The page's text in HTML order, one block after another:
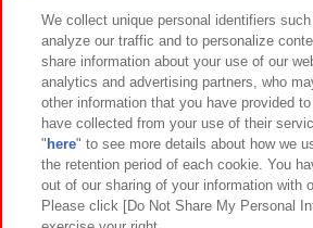
イベント・キャンペーン
関連会社 サステナビリティ
プライバシーポリシー ウェブアクセシビ
We collect unique personal identifiers
analyze our traffic and to personalize
share information about your use of our
analytics and advertising partners, who
other information that you have provided
have collected from your use of their
" here" to see more details about how we
the retention period of each cookie. You
out of our sharing of your information with
Please click [Do Not Share My Personal